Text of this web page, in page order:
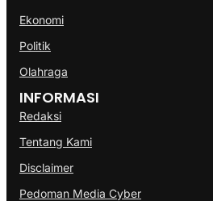
Ekonomi
Politik
Olahraga
INFORMASI
Redaksi
Tentang Kami
Disclaimer
Pedoman Media Cyber